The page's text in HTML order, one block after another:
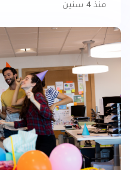
منذ 4 سنين